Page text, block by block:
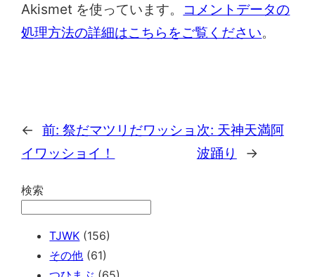
Akismet を使っています。
コメントデータの
処理方法の詳細はこちらをご覧ください。
← 前:祭だマツリだワッショ
イワッショイ！
次: 天神天満阿
波踊り
→
検索
TJWK (156)
その他 (61)